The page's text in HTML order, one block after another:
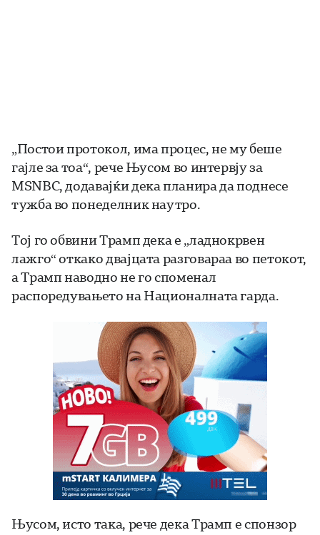
„Постои протокол, има процес, не му беше
гајле за тоа“, рече Њусом во интервју за
MSNBC, додавајќи дека планира да поднесе
тужба во понеделник наутро.
Тој го обвини Трамп дека е „ладнокрвен
лажго“ откако двајцата разговараа во петокот,
а Трамп наводно не го споменал
распоредувањето на Националната гарда.
Њусом, исто така, рече дека Трамп е спонзор